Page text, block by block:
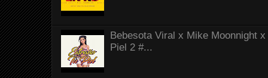
Bebesota Viral x Mike Moonnight
Piel 2 #...